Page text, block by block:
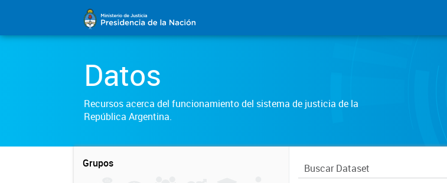
Datos
Recursos acerca del funcionamiento del sistema de justicia de la
República Argentina.
Grupos